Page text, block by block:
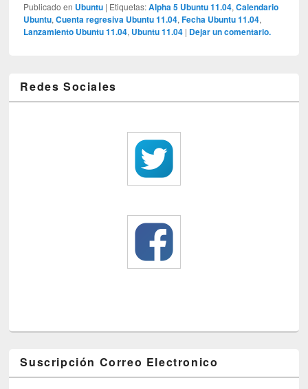
Publicado en Ubuntu | Etiquetas: Alpha 5 Ubuntu 11.04,Calendario
Ubuntu,Cuenta regresiva Ubuntu 11.04,Fecha Ubuntu 11.04,
Lanzamiento Ubuntu 11.04, Ubuntu 11.04 | Dejar un comentario.
Redes Sociales
Suscripción Correo Electronico